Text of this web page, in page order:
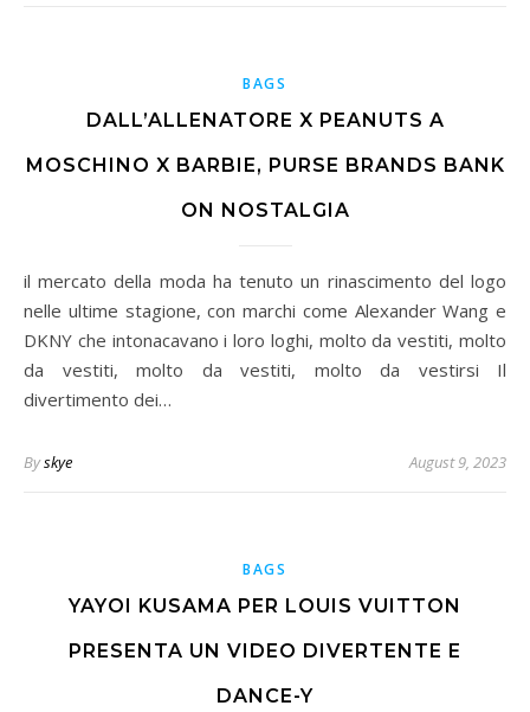
BAGS
DALL’ALLENATORE X PEANUTS A
MOSCHINO X BARBIE, PURSE BRANDS BANK
ON NOSTALGIA
il mercato della moda ha tenuto un rinascimento del logo
nelle ultime stagione, con marchi come Alexander Wang e
DKNY che intonacavano i loro loghi, molto da vestiti, molto
da vestiti, molto da vestiti, molto da vestirsi Il
divertimento dei…
Byskye August 9, 2023
BAGS
YAYOI KUSAMA PER LOUIS VUITTON
PRESENTA UN VIDEO DIVERTENTE E
DANCE-Y